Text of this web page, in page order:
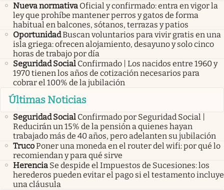
Nueva normativa Oficial y confirmado: entra en vigor la
ley que prohíbe mantener perros y gatos de forma
habitual en balcones, sótanos, terrazas y patios
OportunidadBuscan voluntarios para vivir gratis en una
isla griega: ofrecen alojamiento, desayuno y solo cinco
horas de trabajo por día
Seguridad Social Confirmado | Los nacidos entre 1960 y
1970 tienen los años de cotización necesarios para
cobrar el 100% de la jubilación
Últimas Noticias
Seguridad Social Confirmado por Seguridad Social |
Reducirán un 15% de la pensión a quienes hayan
trabajado más de 40 años, pero adelanten su jubilación
TrucoPoner una moneda en el router del wifi: por qué lo
recomiendan y para qué sirve
Herencia Se despide el Impuestos de Sucesiones: los
herederos pueden evitar el pago si el testamento incluye
una cláusula